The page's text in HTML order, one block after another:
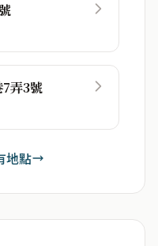
弄3號
地點